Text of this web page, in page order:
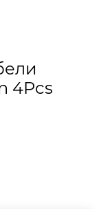
4Pcs